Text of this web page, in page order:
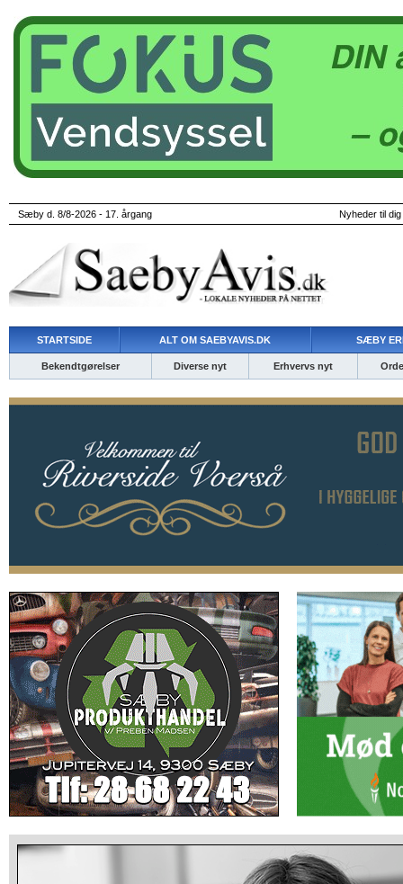
Sæby d. 8/8-2026 - 17. årgang Nyheder til
STARTSIDE ALT OM SAEBYAVIS.DK SÆBY
Bekendtgørelser Diverse nyt Erhvervs nyt